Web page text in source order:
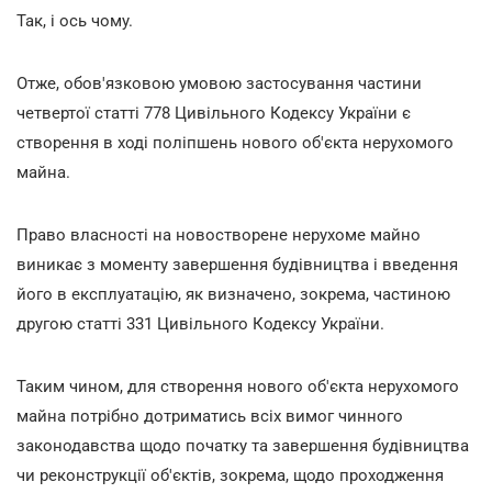
Так, і ось чому.
Отже, обов'язковою умовою застосування частини
четвертої статті 778 Цивільного Кодексу України є
створення в ході поліпшень нового об'єкта нерухомого
майна.
Право власності на новостворене нерухоме майно
виникає з моменту завершення будівництва і введення
його в експлуатацію, як визначено, зокрема, частиною
другою статті 331 Цивільного Кодексу України.
Таким чином, для створення нового об'єкта нерухомого
майна потрібно дотриматись всіх вимог чинного
законодавства щодо початку та завершення будівництва
чи реконструкції об'єктів, зокрема, щодо проходження